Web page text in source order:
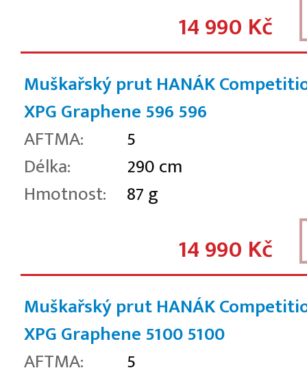
14 990 Kč
Muškařský prut HANÁK
XPG Graphene 596596
AFTMA:
5
Délka:
290 cm
Hmotnost:
87 g
14 990 Kč
Muškařský prut HANÁK
XPG Graphene 51005100